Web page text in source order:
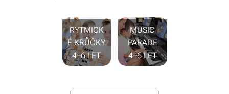
RYTMICK
É KRŮČKY
4–6 LET
MUSIC
PARADE
4–6 LET